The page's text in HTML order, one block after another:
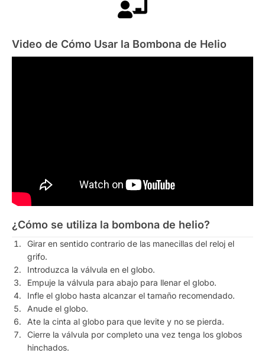
Video de Cómo Usar la Bombona de Helio
¿Cómo se utiliza la bombona de helio?
Girar en sentido contrario de las manecillas del reloj el
grifo.
Introduzca la válvula en el globo.
Empuje la válvula para abajo para llenar el globo.
Infle el globo hasta alcanzar el tamaño recomendado.
Anude el globo.
Ate la cinta al globo para que levite y no se pierda.
Cierre la válvula por completo una vez tenga los globos
hinchados.